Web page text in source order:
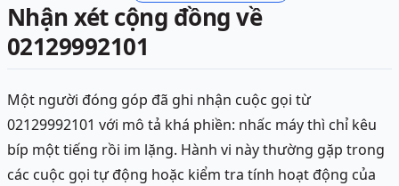
Nhận xét cộng đồng về
02129992101
Một người đóng góp đã ghi nhận cuộc gọi từ
02129992101 với mô tả khá phiền: nhấc máy thì chỉ kêu
bíp một tiếng rồi im lặng. Hành vi này thường gặp trong
các cuộc gọi tự động hoặc kiểm tra tính hoạt động của